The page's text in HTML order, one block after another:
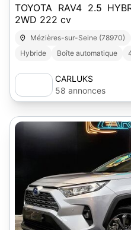
TOYOTA RAV4 2.5
2WD 222 cv
Mézières-sur-Seine (78970)
Hybride
Boîte automatique
CARLUKS
58 annonces